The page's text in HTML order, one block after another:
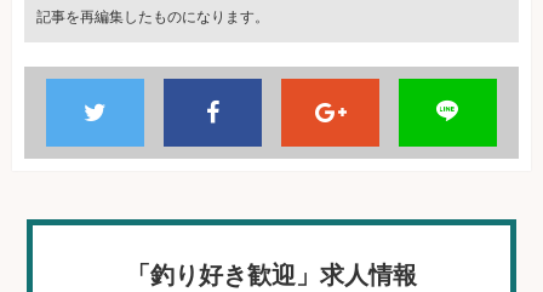
記事を再編集したものになります。
「釣り好き歓迎」求人情報